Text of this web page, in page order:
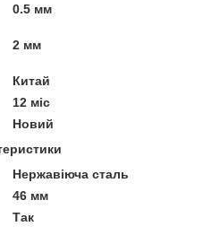
0.5 мм
2 мм
Китай
12 міс
Новий
Нержавіюча сталь
46 мм
Так